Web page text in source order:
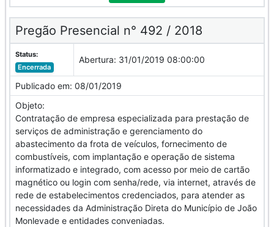
Pregão Presencial n° 492 / 2018
Status:
Encerrada
Abertura: 31/01/2019 08:00:00
Publicado em: 08/01/2019
Objeto:
Contratação de empresa especializada para prestação de
serviços de administração e gerenciamento do
abastecimento da frota de veículos, fornecimento de
combustíveis, com implantação e operação de sistema
informatizado e integrado, com acesso por meio de cartão
magnético ou login com senha/rede, via internet, através de
rede de estabelecimentos credenciados, para atender as
necessidades da Administração Direta do Município de João
Monlevade e entidades conveniadas.